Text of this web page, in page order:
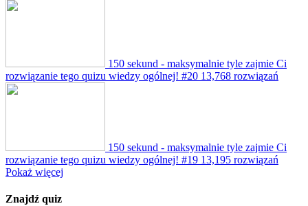
150 sekund - maksymalnie tyle zajmie Ci
rozwiązanie tego quizu wiedzy ogólnej! #20 13,768 rozwiązań
150 sekund - maksymalnie tyle zajmie Ci
rozwiązanie tego quizu wiedzy ogólnej! #19 13,195 rozwiązań
Pokaż więcej
Znajdź quiz